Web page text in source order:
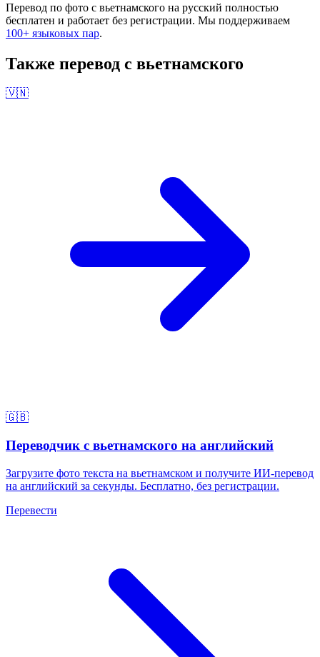
Перевод по фото с вьетнамского на русский полностью
бесплатен и работает без регистрации. Мы поддерживаем
100+ языковых пар.
Также перевод с вьетнамского
🇻🇳
🇬🇧
Переводчик с вьетнамского на английский
Загрузите фото текста на вьетнамском и получите ИИ-перевод
на английский за секунды. Бесплатно, без регистрации.
Перевести